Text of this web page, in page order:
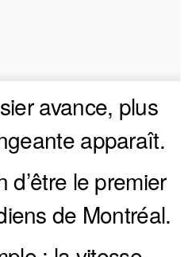
avance, plus
apparaît.
d’être le premier
de Montréal.